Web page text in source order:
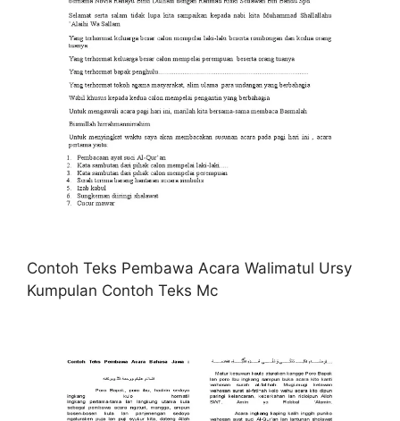
Contoh Teks Pembawa Acara Walimatul Ursy
Kumpulan Contoh Teks Mc